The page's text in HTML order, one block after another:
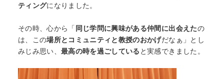
ティングになりました。
その時、心から「同じ学問に興味がある仲間に出会えたの
は、この場所とコミュニティと教授のおかげだなぁ」とし
みじみ思い、 最高の時を過ごしている と実感できました。